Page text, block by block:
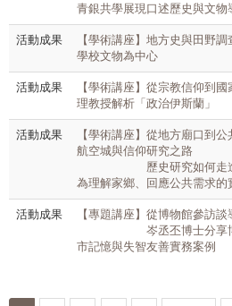
青銀共學展現⼝述歷史與⽂物
活動成果
【學術講座】地方史與田野
學校文物為中心
活動成果
【學術講座】從宗教信仰到
理教授解析「政治伊斯蘭」
活動成果
【學術講座】從地⽅廟⼝到公
航空城與信仰研究之路
歷史研究如何走進
為理解家鄉、回應公共需求的
活動成果
【專題講座】從博物館參訪
岑丞丕博⼠分享博
市記憶與失智友善實務案例